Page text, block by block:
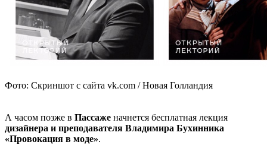
Фото: Скриншот с сайта vk.com / Новая Голландия
А часом позже в Пассаже начнется бесплатная лекция
дизайнера и преподавателя Владимира Бухинника
«Провокация в моде».